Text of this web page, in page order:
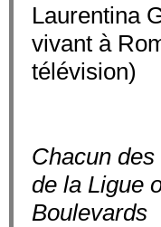
Laurentina
vivant à
télévision)
Chacun
de la Ligue
Boulevards